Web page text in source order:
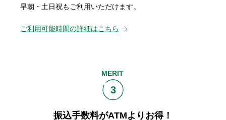
早朝・土日祝もご利用いただけます。
ご利用可能時間の詳細はこちら
MERIT
3
振込手数料がATMよりお得！